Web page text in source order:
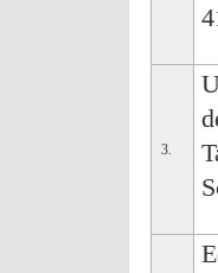
3.